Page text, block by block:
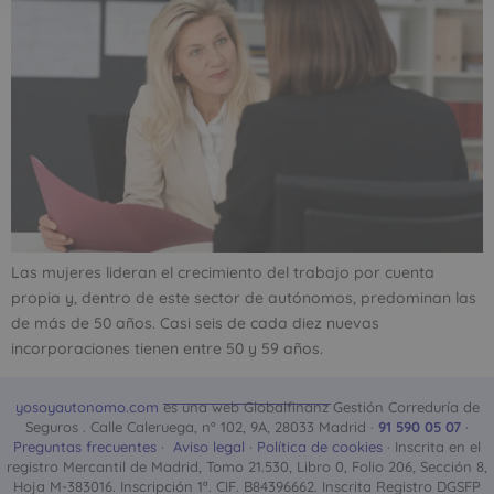
Las mujeres lideran el crecimiento del trabajo por cuenta
propia y, dentro de este sector de autónomos, predominan las
de más de 50 años. Casi seis de cada diez nuevas
incorporaciones tienen entre 50 y 59 años.
yosoyautonomo.com es una web Globalfinanz Gestión Correduría de
Seguros . Calle Caleruega, nº 102, 9A, 28033 Madrid · 91 590 05 07 ·
Preguntas frecuentes · Aviso legal · Política de cookies · Inscrita en el
registro Mercantil de Madrid, Tomo 21.530, Libro 0, Folio 206, Sección 8,
Hoja M-383016. Inscripción 1ª. CIF. B84396662. Inscrita Registro DGSFP